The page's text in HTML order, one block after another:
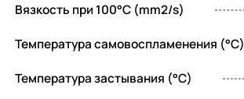
Вязкость при 100°C (mm2/s)
Температура самовоспламенения (°C)
Температура застывания (°C)